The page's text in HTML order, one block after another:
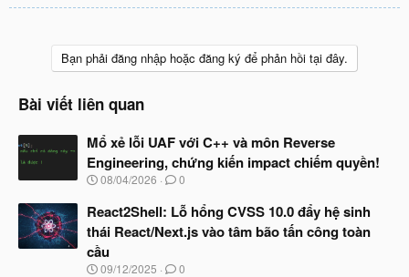
Bạn phải đăng nhập hoặc đăng ký để phản hồi tại đây.
Bài viết liên quan
Mổ xẻ lỗi UAF với C++ và môn Reverse
Engineering, chứng kiến impact chiếm quyền!
N
à
b
ắ
t
08/04/2026 0
React2Shell: Lỗ hổng CVSS 10.0 đẩy hệ sinh
thái React/Next.js vào tâm bão tấn công toàn
cầu
N
09/12/2025 0